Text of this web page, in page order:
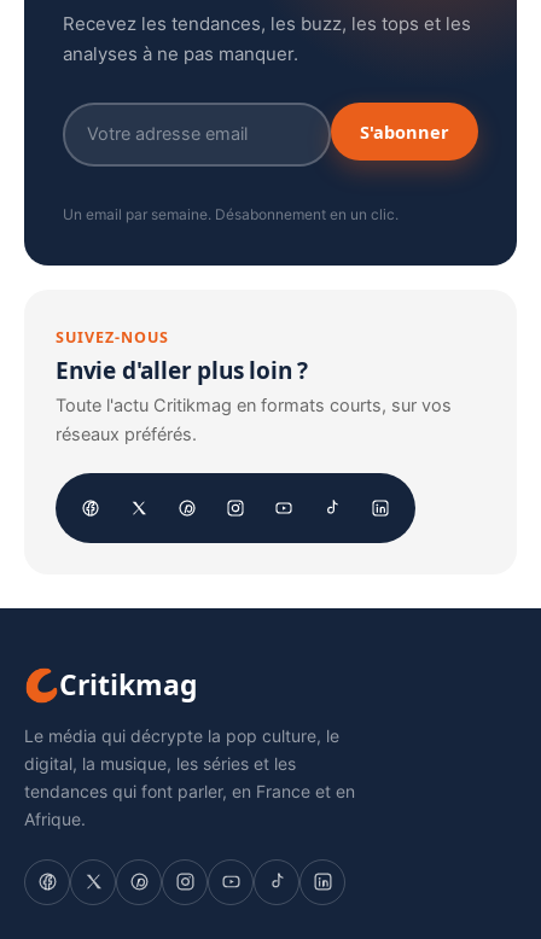
Recevez les tendances, les buzz, les tops et les
analyses à ne pas manquer.
S'abonner
Un email par semaine. Désabonnement en un clic.
SUIVEZ-NOUS
Envie d'aller plus loin ?
Toute l'actu Critikmag en formats courts, sur vos
réseaux préférés.
Critikmag
Le média qui décrypte la pop culture, le
digital, la musique, les séries et les
tendances qui font parler, en France et en
Afrique.